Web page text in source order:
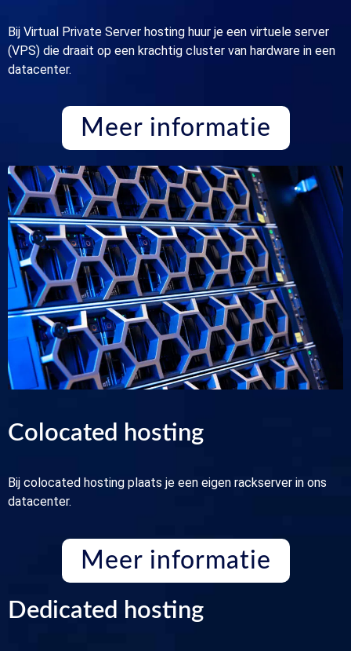
Bij Virtual Private Server hosting huur je een virtuele server
(VPS) die draait op een krachtig cluster van hardware in een
datacenter.
Meer informatie
Colocated hosting
Bij colocated hosting plaats je een eigen rackserver in ons
datacenter.
Meer informatie
Dedicated hosting